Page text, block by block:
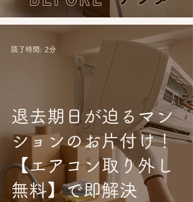
で完了
退去期日が迫るマン
ションのお片付け！
【エアコン取り外し
無料】で即解決
読了時間: 2分